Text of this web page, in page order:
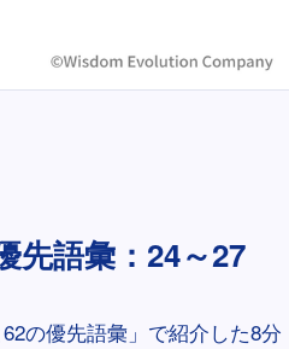
語彙：24～27
の優先語彙」で紹介した8分